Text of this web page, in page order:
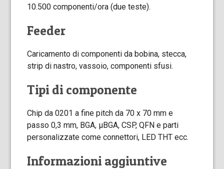
10.500 componenti/ora (due teste).
Feeder
Caricamento di componenti da bobina, stecca,
strip di nastro, vassoio, componenti sfusi.
Tipi di componente
Chip da 0201 a fine pitch da 70 x 70 mm e
passo 0,3 mm, BGA, µBGA, CSP, QFN e parti
personalizzate come connettori, LED THT ecc.
Informazioni aggiuntive